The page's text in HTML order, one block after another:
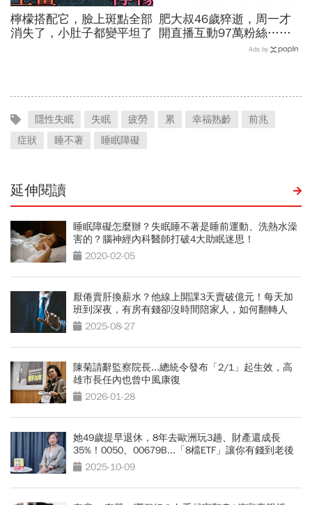
檸檬搭配它，臉上斑點全部
消失了，小肚子都變平坦了
肥大叔46歲猝逝，周一才
開直播互動97萬粉絲…常
連續工作17小時，死因和
Ads by
隱性失眠 失眠 疲勞 累 幸福熟齡
前兆
症狀
睡不著 睡眠障礙
延伸閱讀
睡眠障礙怎麼辦？失眠睡不著是睡前運動、洗熱水澡
害的？腦神經內科醫師打破4大助眠迷思！
2020-02-05
厭倦賣肝換薪水？他線上開課3天賣破億元！每天加
班到深夜，有房有錢卻沒時間陪家人，如何翻轉人
生？2025-08-27
陳菊請辭監察院長...總統令發布「2/1」起生效，高
雄市長任內也曾中風康復
2026-01-28
她49歲提早退休，8年去歐洲玩3趟、財產還成長
35%！0050、00679B...「8檔ETF」讓你有錢到老後
2025-10-09